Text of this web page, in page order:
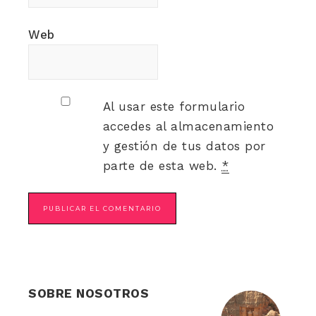
Web
Al usar este formulario
accedes al almacenamiento
y gestión de tus datos por
parte de esta web. *
SOBRE NOSOTROS